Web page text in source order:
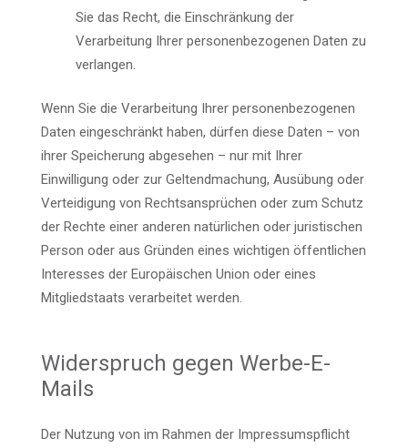
Sie das Recht, die Einschränkung der
Verarbeitung Ihrer personenbezogenen Daten zu
verlangen.
Wenn Sie die Verarbeitung Ihrer personenbezogenen
Daten eingeschränkt haben, dürfen diese Daten – von
ihrer Speicherung abgesehen – nur mit Ihrer
Einwilligung oder zur Geltendmachung, Ausübung oder
Verteidigung von Rechtsansprüchen oder zum Schutz
der Rechte einer anderen natürlichen oder juristischen
Person oder aus Gründen eines wichtigen öffentlichen
Interesses der Europäischen Union oder eines
Mitgliedstaats verarbeitet werden.
Widerspruch gegen Werbe-E-
Mails
Der Nutzung von im Rahmen der Impressumspflicht